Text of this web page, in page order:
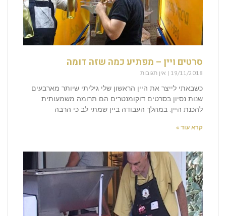
סרטים ויין – מפתיע כמה שזה דומה
19/11/2018 אין תגובות
כשבאתי לייצר את היין הראשון שלי גיליתי שיותר מארבעים
שנות נסיון בסרטים דוקומנטרים הם תרומה משמעותית
להכנת היין. במהלך העבודה ביין שמתי לב כי הרבה
קרא עוד »